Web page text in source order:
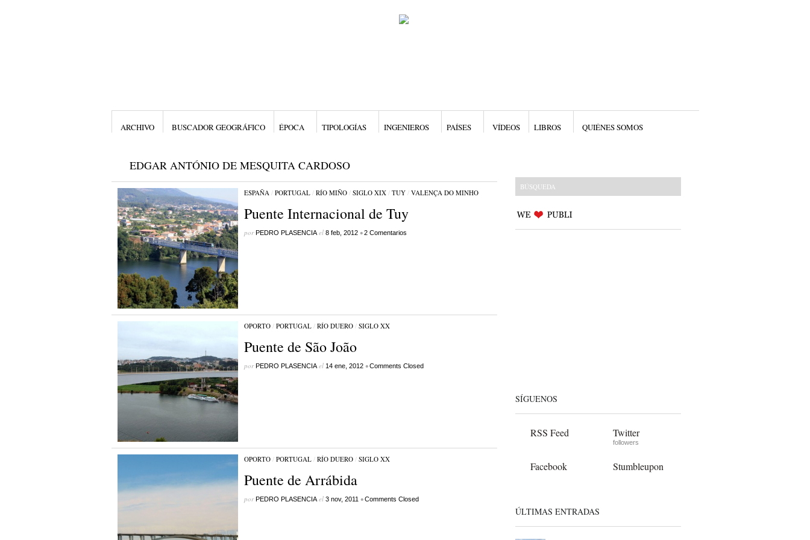
ARCHIVO BUSCADOR GEOGRÁFICO ÉPOCA TIPOLOGÍAS INGENIEROS PAÍSES VÍDEOS LIBROS QUIÉNES SOMOS
EDGAR ANTÓNIO DE MESQUITA CARDOSO
ESPAÑA/ PORTUGAL/ RÍO MIÑO/ SIGLO XIX/ TUY/ VALENÇA DO MINHO
Puente Internacional de Tuy
porPEDRO PLASENCIAel 8 feb, 2012 •2 Comentarios
OPORTO/ PORTUGAL/ RÍO DUERO/ SIGLO XX
Puente de São João
porPEDRO PLASENCIAel 14 ene, 2012 •Comments Closed
OPORTO/ PORTUGAL/ RÍO DUERO/ SIGLO XX
Puente de Arrábida
porPEDRO PLASENCIAel 3 nov, 2011 •Comments Closed
SÍGUENOS
RSS Feed Twitter
followers
Facebook Stumbleupon
ÚLTIMAS ENTRADAS